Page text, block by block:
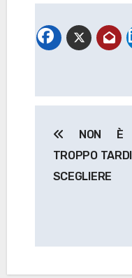
articoli
NON È
TROPPO
SCEGLIERE